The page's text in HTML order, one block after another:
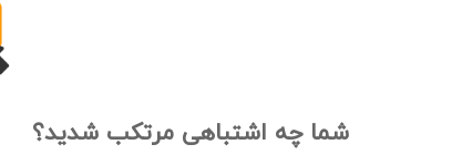
شما چه اشتباهی مرتکب شدید؟